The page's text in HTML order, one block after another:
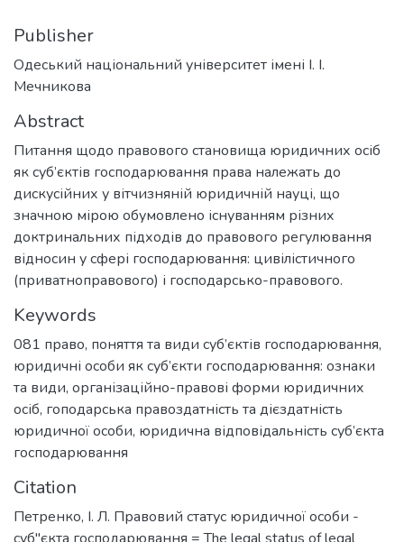
Publisher
Одеський національний університет імені І. І.
Мечникова
Abstract
Питання щодо правового становища юридичних осіб
як суб’єктів господарювання права належать до
дискусійних у вітчизняній юридичній науці, що
значною мірою обумовлено існуванням різних
доктринальних підходів до правового регулювання
відносин у сфері господарювання: цивілістичного
(приватноправового) і господарсько-правового.
Keywords
081 право, поняття та види суб’єктів господарювання,
юридичні особи як суб’єкти господарювання: ознаки
та види, організаційно-правові форми юридичних
осіб, гоподарська правоздатність та дієздатність
юридичної особи, юридична відповідальність суб’єкта
господарювання
Citation
Петренко, І. Л. Правовий статус юридичної особи -
суб"єкта господарювання = The legal status of legal